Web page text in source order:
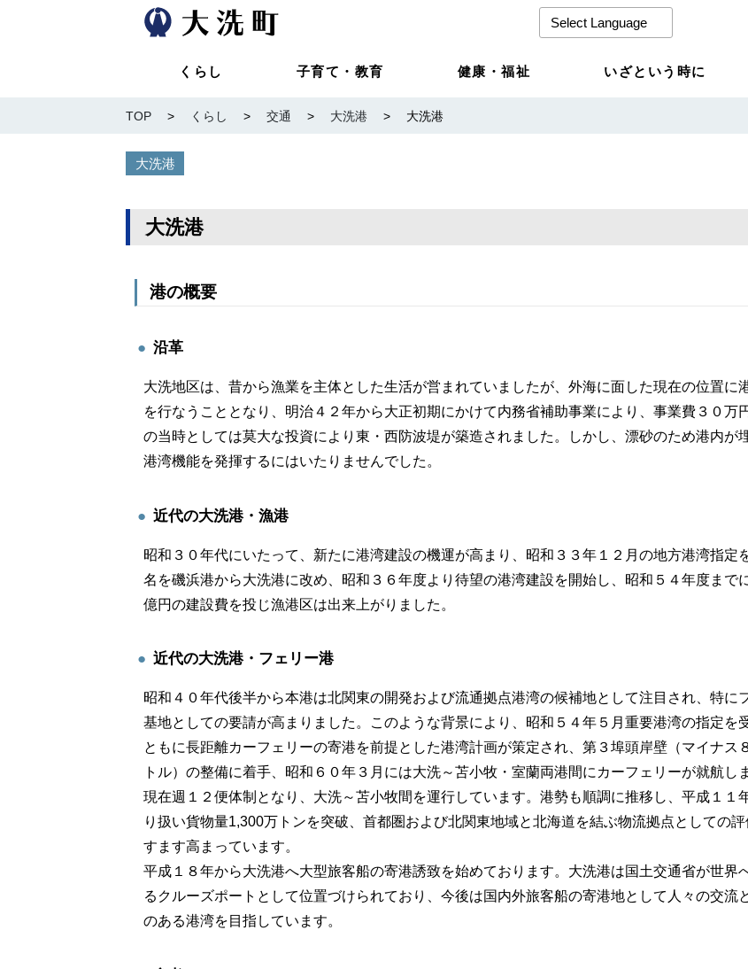
くらし 子育て・教育 健康・福祉 いざという時に
TOP > くらし > 交通 > 大洗港 > 大洗港
大洗港
大洗港
港の概要
沿革
大洗地区は、昔から漁業を主体とした生活が営まれていましたが、外海に面した現在の位置に
を行なうこととなり、明治４２年から大正初期にかけて内務省補助事業により、事業費３０万
の当時としては莫大な投資により東・西防波堤が築造されました。しかし、漂砂のため港内が
港湾機能を発揮するにはいたりませんでした。
近代の大洗港・漁港
昭和３０年代にいたって、新たに港湾建設の機運が高まり、昭和３３年１２月の地方港湾指定
名を磯浜港から大洗港に改め、昭和３６年度より待望の港湾建設を開始し、昭和５４年度まで
億円の建設費を投じ漁港区は出来上がりました。
近代の大洗港・フェリー港
昭和４０年代後半から本港は北関東の開発および流通拠点港湾の候補地として注目され、特に
基地としての要請が高まりました。このような背景により、昭和５４年５月重要港湾の指定を
ともに長距離カーフェリーの寄港を前提とした港湾計画が策定され、第３埠頭岸壁（マイナス
トル）の整備に着手、昭和６０年３月には大洗～苫小牧・室蘭両港間にカーフェリーが就航し
現在週１２便体制となり、大洗～苫小牧間を運行しています。港勢も順調に推移し、平成１１
り扱い貨物量1,300万トンを突破、首都圏および北関東地域と北海道を結ぶ物流拠点としての評
すます高まっています。
平成１８年から大洗港へ大型旅客船の寄港誘致を始めております。大洗港は国土交通省が世界
るクルーズポートとして位置づけられており、今後は国内外旅客船の寄港地として人々の交流
のある港湾を目指しています。